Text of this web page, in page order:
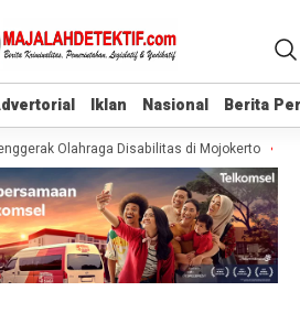
Iklan Nasional Berita
Iklan Nasional Berita
Olahraga Disabilitas di Mojokerto